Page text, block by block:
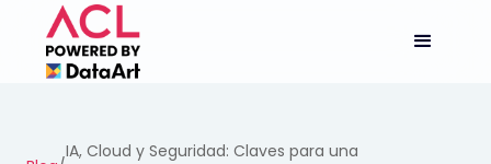
IA, Cloud y Seguridad: Claves para una